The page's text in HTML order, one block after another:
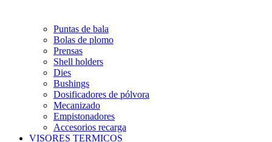
Puntas de bala
Bolas de plomo
Prensas
Shell holders
Dies
Bushings
Dosificadores de pólvora
Mecanizado
Empistonadores
Accesorios recarga
VISORES TERMICOS